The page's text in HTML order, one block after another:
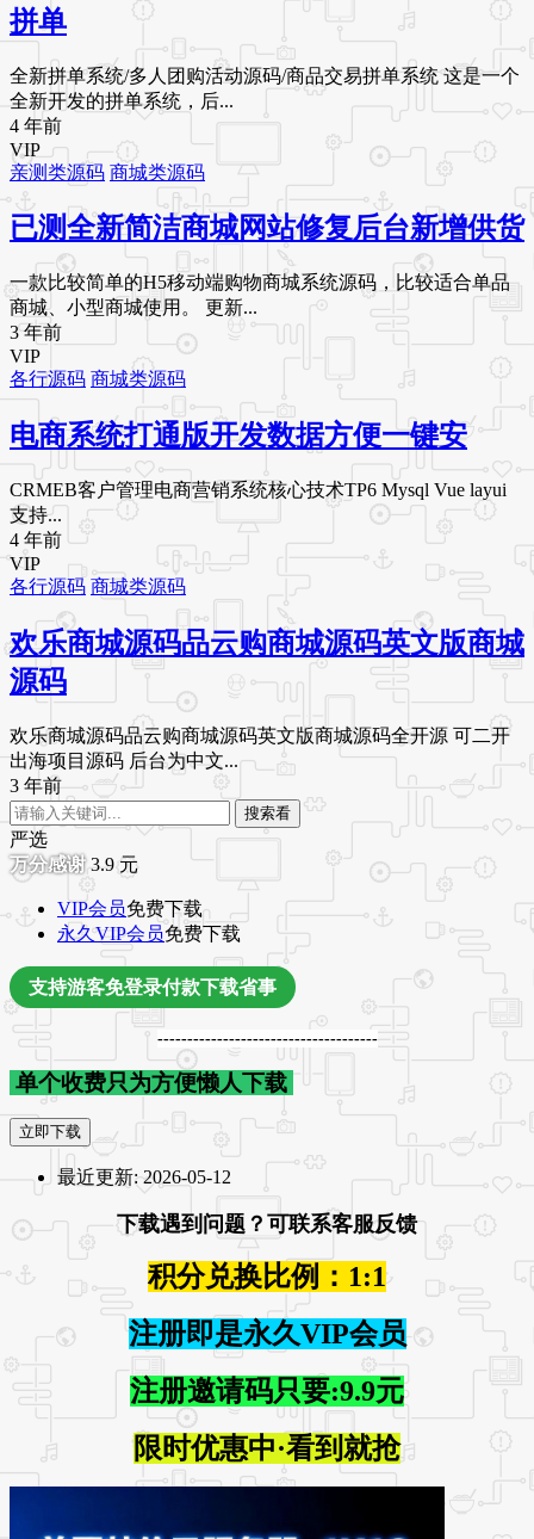
拼单
全新拼单系统/多人团购活动源码/商品交易拼单系统 这是一个
全新开发的拼单系统，后...
4 年前
VIP
亲测类源码 商城类源码
已测全新简洁商城网站修复后台新增供货
一款比较简单的H5移动端购物商城系统源码，比较适合单品
商城、小型商城使用。 更新...
3 年前
VIP
各行源码 商城类源码
电商系统打通版开发数据方便一键安
CRMEB客户管理电商营销系统核心技术TP6 Mysql Vue layui
支持...
4 年前
VIP
各行源码 商城类源码
欢乐商城源码品云购商城源码英文版商城
源码
欢乐商城源码品云购商城源码英文版商城源码全开源 可二开
出海项目源码 后台为中文...
3 年前
搜索看
严选
3.9元
VIP会员免费下载
永久VIP会员免费下载
支持游客免登录付款下载省事
-------------------------------------
单个收费只为方便懒人下载
立即下载
最近更新:2026-05-12
下载遇到问题？可联系客服反馈
积分兑换比例：1:1
注册即是永久VIP会员
注册邀请码只要:9.9元
限时优惠中·看到就抢